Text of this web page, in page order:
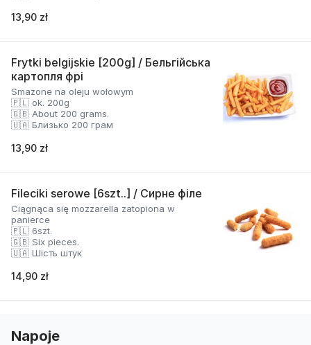
13,90 zł
Frytki belgijskie [200g] / Бельгійська
картопля фрі
Smażone na oleju wołowym
🇵🇱 ok. 200g
🇬🇧 About 200 grams.
🇺🇦 Близько 200 грам
13,90 zł
Fileciki serowe [6szt..] / Сирне філе
Ciągnąca się mozzarella zatopiona w
panierce
🇵🇱 6szt.
🇬🇧 Six pieces.
🇺🇦 Шість штук
14,90 zł
Napoje